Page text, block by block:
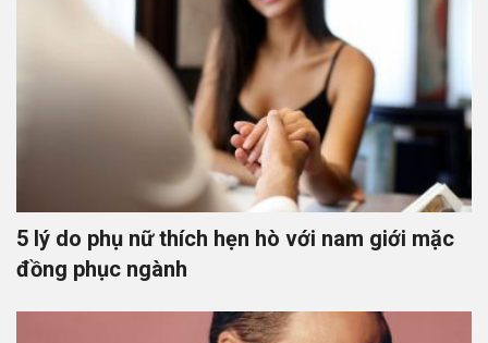
5 lý do phụ nữ thích hẹn hò với nam giới mặc
đồng phục ngành